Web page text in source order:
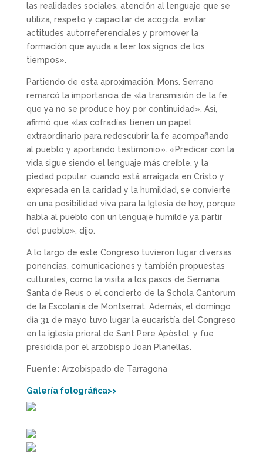
las realidades sociales, atención al lenguaje que se
utiliza, respeto y capacitar de acogida, evitar
actitudes autorreferenciales y promover la
formación que ayuda a leer los signos de los
tiempos».
Partiendo de esta aproximación, Mons. Serrano
remarcó la importancia de «la transmisión de la fe,
que ya no se produce hoy por continuidad». Así,
afirmó que «las cofradías tienen un papel
extraordinario para redescubrir la fe acompañando
al pueblo y aportando testimonio». «Predicar con la
vida sigue siendo el lenguaje más creíble, y la
piedad popular, cuando está arraigada en Cristo y
expresada en la caridad y la humildad, se convierte
en una posibilidad viva para la Iglesia de hoy, porque
habla al pueblo con un lenguaje humilde ya partir
del pueblo», dijo.
A lo largo de este Congreso tuvieron lugar diversas
ponencias, comunicaciones y también propuestas
culturales, como la visita a los pasos de Semana
Santa de Reus o el concierto de la Schola Cantorum
de la Escolania de Montserrat. Además, el domingo
día 31 de mayo tuvo lugar la eucaristía del Congreso
en la iglesia prioral de Sant Pere Apòstol, y fue
presidida por el arzobispo Joan Planellas.
Fuente: Arzobispado de Tarragona
​Galería fotográfica>>